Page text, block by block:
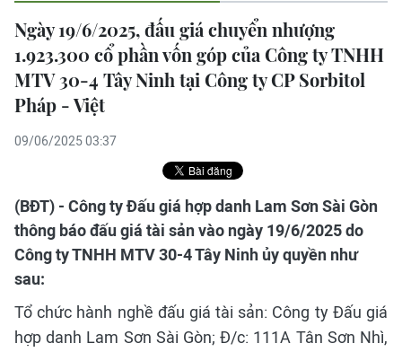
Ngày 19/6/2025, đấu giá chuyển nhượng
1.923.300 cổ phần vốn góp của Công ty TNHH
MTV 30-4 Tây Ninh tại Công ty CP Sorbitol
Pháp - Việt
09/06/2025 03:37
(BĐT) - Công ty Đấu giá hợp danh Lam Sơn Sài Gòn
thông báo đấu giá tài sản vào ngày 19/6/2025 do
Công ty TNHH MTV 30-4 Tây Ninh ủy quyền như
sau:
Tổ chức hành nghề đấu giá tài sản: Công ty Đấu giá
hợp danh Lam Sơn Sài Gòn; Đ/c: 111A Tân Sơn Nhì,